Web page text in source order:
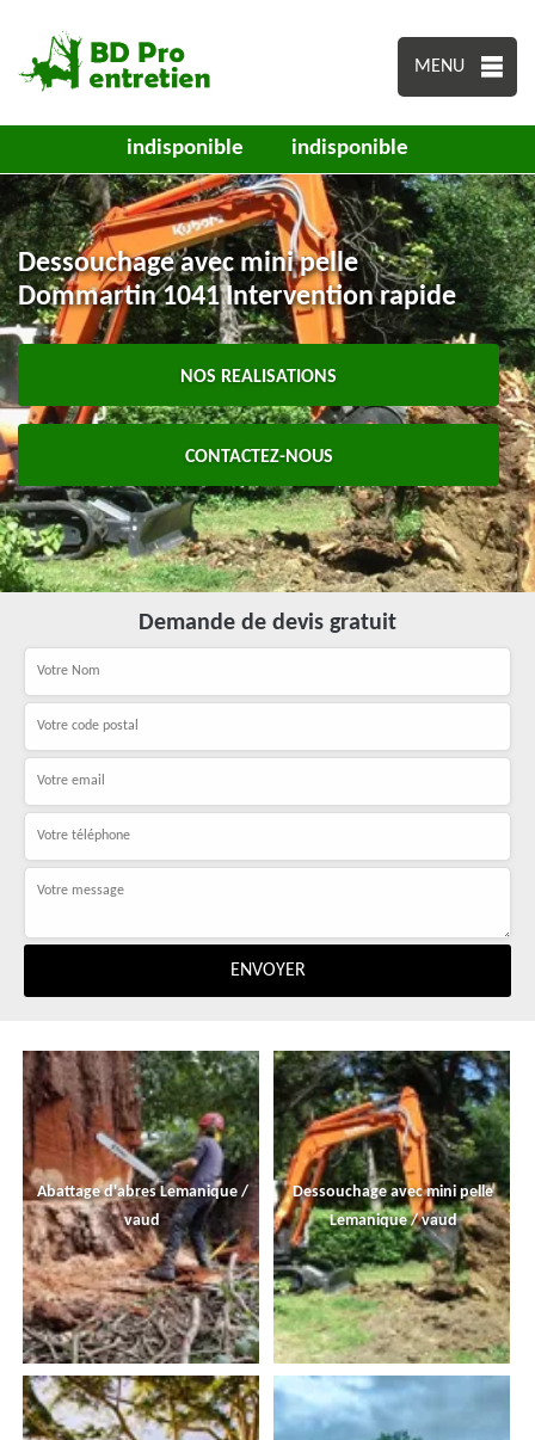
MENU
indisponible indisponible
Dessouchage avec mini pelle
Dommartin 1041 Intervention rapide
NOS REALISATIONS
CONTACTEZ-NOUS
Demande de devis gratuit
Abattage d'abres Lemanique /
vaud
Dessouchage avec mini pelle
Lemanique / vaud